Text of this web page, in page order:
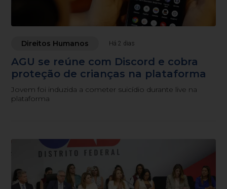
Direitos Humanos Há 2 dias
AGU se reúne com Discord e cobra
proteção de crianças na plataforma
Jovem foi induzida a cometer suicídio durante live na
plataforma